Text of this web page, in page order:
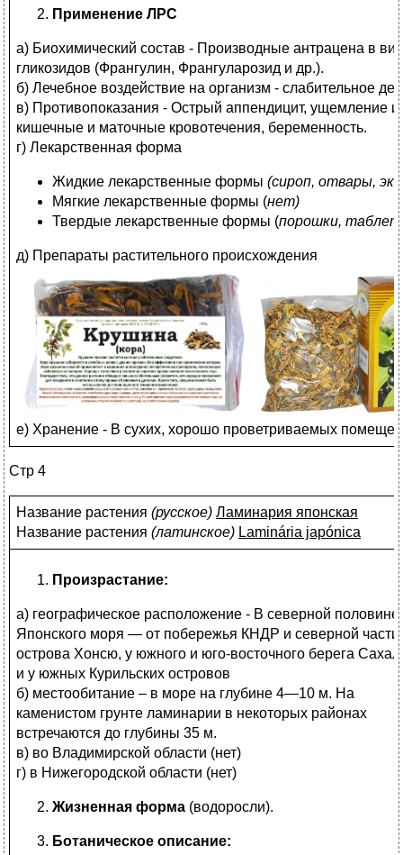
Применение ЛРС
а) Биохимический состав - Производные антрацена в
гликозидов (Франгулин, Франгуларозид и др.).
б) Лечебное воздействие на организм - слабительное
в) Противопоказания - Острый аппендицит, ущемление
кишечные и маточные кровотечения, беременность.
г) Лекарственная форма
Жидкие лекарственные формы (сироп, отвары,
Мягкие лекарственные формы (нет)
Твердые лекарственные формы (порошки,
д) Препараты растительного происхождения
е) Хранение - В сухих, хорошо проветриваемых
Стр 4
Название растения (русское) Ламинария японская
Название растения (латинское) Laminária japónica
Произрастание:
а) географическое расположение - В северной половине
Японского моря — от побережья КНДР и северной части
острова Хонсю, у южного и юго-восточного берега
и у южных Курильских островов
б) местообитание – в море на глубине 4—10 м. На
каменистом грунте ламинарии в некоторых районах
встречаются до глубины 35 м.
в) во Владимирской области (нет)
г) в Нижегородской области (нет)
Жизненная форма (водоросли).
Ботаническое описание: